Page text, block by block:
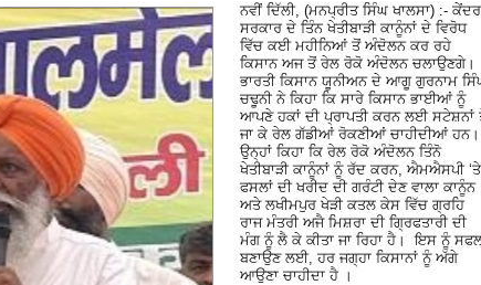
ਨਵੀਂ ਦਿੱਲੀ, (ਮਨਪ੍ਰੀਤ ਸਿੰਘ ਖਾਲਸਾ) :- ਕੇਂਦਰ
ਸਰਕਾਰ ਦੇ ਤਿੰਨ ਖੇਤੀਬਾੜੀ ਕਾਨੂੰਨਾਂ ਦੇ ਵਿਰੋਧ
ਵਿੱਚ ਕਈ ਮਹੀਨਿਆਂ ਤੋਂ ਅੰਦੋਲਨ ਕਰ ਰਹੇ
ਕਿਸਾਨ ਅਜ ਤੋਂ ਰੇਲ ਰੋਕੋ ਅੰਦੋਲਨ ਚਲਾਉਣਗੇ।
ਭਾਰਤੀ ਕਿਸਾਨ ਯੂਨੀਅਨ ਦੇ ਆਗੂ ਗੁਰਨਾਮ
ਚਢੂਨੀ ਨੇ ਕਿਹਾ ਕਿ ਸਾਰੇ ਕਿਸਾਨ ਭਾਈਆਂ ਨੂੰ
ਆਪਣੇ ਹਕਾਂ ਦੀ ਪ੍ਰਾਪਤੀ ਕਰਨ ਲਈ ਸਟੇਸ਼ਨਾਂ
ਜਾ ਕੇ ਰੇਲ ਗੱਡੀਆਂ ਰੋਕਣੀਆਂ ਚਾਹੀਦੀਆਂ ਹਨ।
ਉਨ੍ਹਾਂ ਕਿਹਾ ਕਿ ਰੇਲ ਰੋਕੋ ਅੰਦੋਲਨ ਤਿੰਨੋ
ਖੇਤੀਬਾੜੀ ਕਾਨੂੰਨਾਂ ਨੂੰ ਰੱਦ ਕਰਨ, ਐਮਐਸਪੀ ‘ਤੇ
ਫਸਲਾਂ ਦੀ ਖਰੀਦ ਦੀ ਗਰੰਟੀ ਦੇਣ ਵਾਲਾ ਕਾਨੂੰਨ
ਅਤੇ ਲਖੀਮਪੁਰ ਖੇੜੀ ਕਤਲ ਕੇਸ ਵਿੱਚ ਗ੍ਰਹਿ
ਰਾਜ ਮੰਤਰੀ ਅਜੈ ਮਿਸ਼ਰਾ ਦੀ ਗ੍ਰਿਫਤਾਰੀ ਦੀ
ਮੰਗ ਨੂੰ ਲੈ ਕੇ ਕੀਤਾ ਜਾ ਰਿਹਾ ਹੈ। ਇਸ ਨੂੰ
ਬਣਾਉਣ ਲਈ, ਹਰ ਜਗ੍ਹਾ ਕਿਸਾਨਾਂ ਨੂੰ ਅੱਗੇ
ਆਉਣਾ ਚਾਹੀਦਾ ਹੈ ।